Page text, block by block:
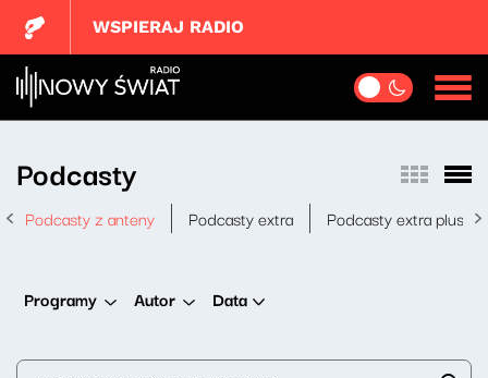
WSPIERAJ RADIO
Podcasty
Podcasty z anteny Podcasty extra Podcasty extra plus
Programy Autor Data